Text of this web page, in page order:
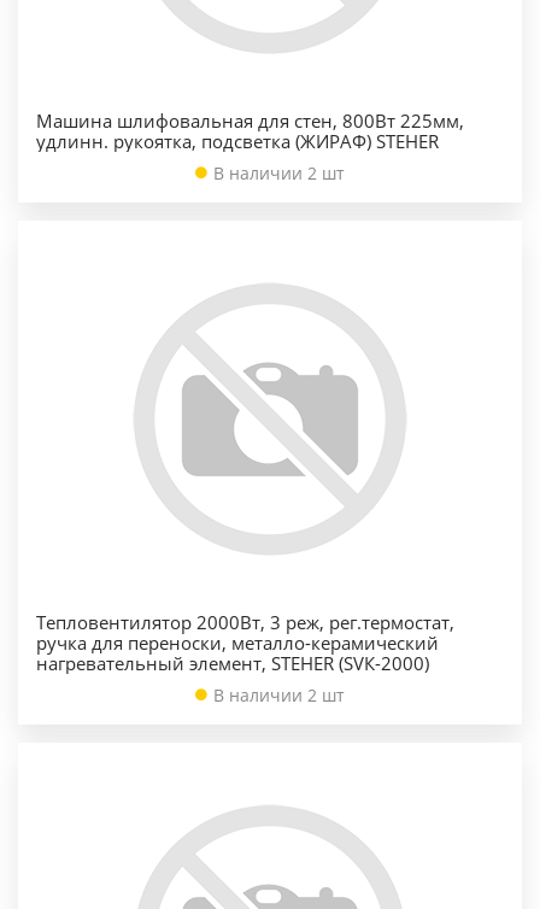
Машина шлифовальная для стен, 800Вт 225мм,
удлинн. рукоятка, подсветка (ЖИРАФ) STEHER
В наличии 2 шт
Тепловентилятор 2000Вт, 3 реж, рег.термостат,
ручка для переноски, металло-керамический
нагревательный элемент, STEHER (SVК-2000)
В наличии 2 шт